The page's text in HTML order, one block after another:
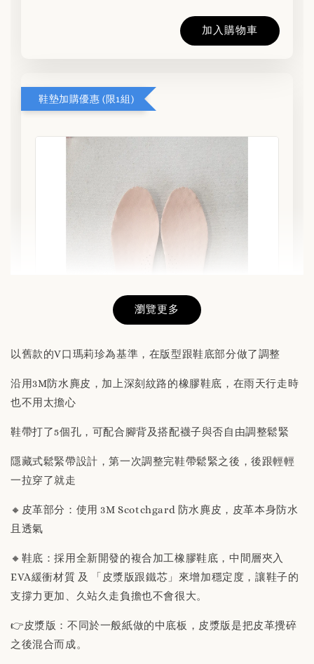
加入購物車
鞋墊加購優惠 (限1組)
替換用真皮鞋墊 「購買前請務必閱讀商品敘述
NT$ 190
NT$ 230
+
加入購物車
瀏覽更多
以舊款的V口瑪莉珍為基準，在版型跟鞋底部分做了調整
沿用3M防水麂皮，加上深刻紋路的橡膠鞋底，在雨天行走時
也不用太擔心
鞋帶打了5個孔，可配合腳背及搭配襪子與否自由調整鬆緊
隱藏式鬆緊帶設計，第一次調整完鞋帶鬆緊之後，後跟輕輕
一拉穿了就走
🔸皮革部分：使用 3M Scotchgard 防水麂皮，皮革本身防水
且透氣
🔸鞋底：採用全新開發的複合加工橡膠鞋底，中間層夾入
EVA緩衝材質 及 「皮漿版跟鐵芯」來增加穩定度，讓鞋子的
支撐力更加、久站久走負擔也不會很大。
👉皮漿版：不同於一般紙做的中底板，皮漿版是把皮革攪碎
之後混合而成。